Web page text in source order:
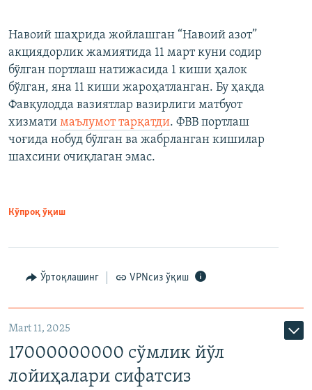
Навоий шаҳрида жойлашган “Навоий азот”
акциядорлик жамиятида 11 март куни содир
бўлган портлаш натижасида 1 киши ҳалок
бўлган, яна 11 киши жароҳатланган. Бу ҳақда
Фавқулодда вазиятлар вазирлиги матбуот
хизмати маълумот тарқатди. ФВВ портлаш
чоғида нобуд бўлган ва жабрланган кишилар
шахсини очиқлаган эмас.
Кўпроқ ўқиш
Ўртоқлашинг VPNсиз ўқиш
Mart 11, 2025
17000000000 сўмлик йўл
лойиҳалари сифатсиз